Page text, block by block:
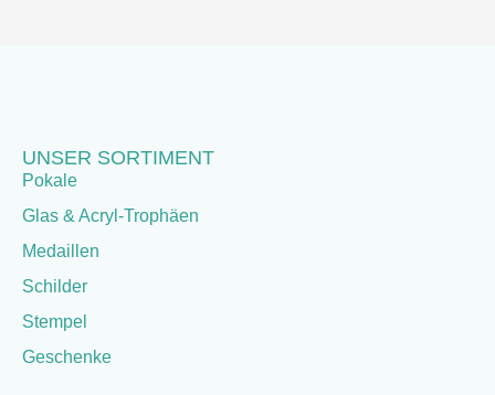
UNSER SORTIMENT
Pokale
Glas & Acryl-Trophäen
Medaillen
Schilder
Stempel
Geschenke